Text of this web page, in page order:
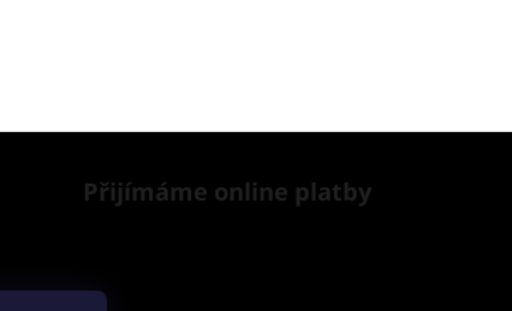
Přijímáme online platby